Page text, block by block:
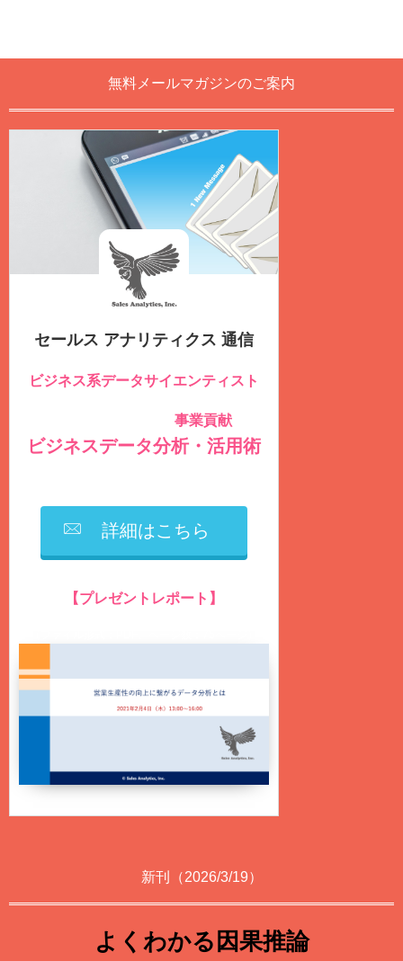
無料メールマガジンのご案内
セールス アナリティクス 通信
ビジネス系データサイエンティスト
事業貢献
ビジネスデータ分析・活用術
詳細はこちら
【プレゼントレポート】
新刊（2026/3/19）
よくわかる因果推論